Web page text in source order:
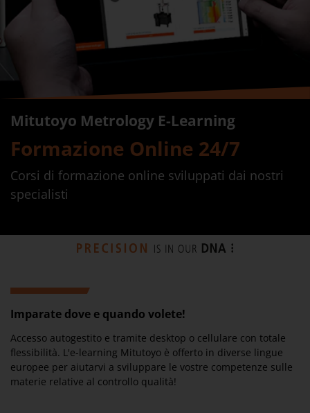
Mitutoyo Metrology E-Learning
Formazione Online 24/7
Corsi di formazione online sviluppati dai nostri
specialisti
Imparate dove e quando volete!
Accesso autogestito e tramite desktop o cellulare con totale
flessibilità. L'e-learning Mitutoyo è offerto in diverse lingue
europee per aiutarvi a sviluppare le vostre competenze sulle
materie relative al controllo qualità!